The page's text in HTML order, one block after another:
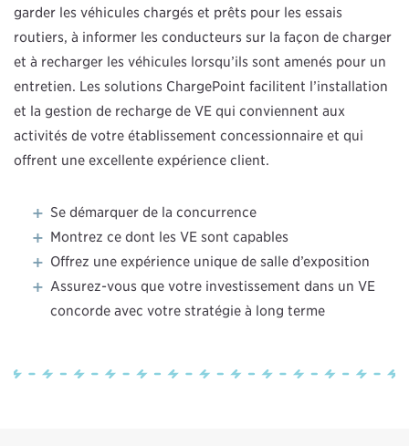
garder les véhicules chargés et prêts pour les essais
routiers, à informer les conducteurs sur la façon de charger
et à recharger les véhicules lorsqu’ils sont amenés pour un
entretien. Les solutions ChargePoint facilitent l’installation
et la gestion de recharge de VE qui conviennent aux
activités de votre établissement concessionnaire et qui
offrent une excellente expérience client.
Se démarquer de la concurrence
Montrez ce dont les VE sont capables
Offrez une expérience unique de salle d’exposition
Assurez-vous que votre investissement dans un VE
concorde avec votre stratégie à long terme